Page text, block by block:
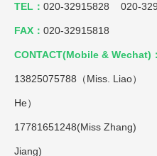
TEL： 020-32915828 020-
FAX： 020-32915818
CONTACT(Mobile & Wechat)：
13825075788（Miss. Liao）
He）
17781651248(Miss
Jiang)